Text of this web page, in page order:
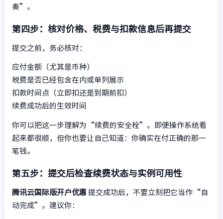
奏”。
第四步：核对价格、税费与扣款信息后再提交
提交之前，务必核对：
应付金额（尤其是币种）
税费是否已经包含在内或单列展示
扣款时间点（立即扣还是到期前扣）
续费成功后的生效时间
你可以把这一步理解为“续费的安全栓”。即便操作系统看
起来都很顺，但你也要让自己知道：你确实在付正确的那一
笔钱。
第五步：提交后检查续费状态与实例可用性
腾讯云国际版开户优惠 提交成功后，不要立刻把它当作“自
动完成”。建议你：